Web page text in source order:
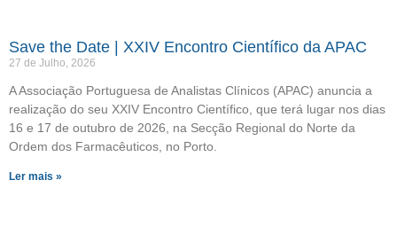
Save the Date | XXIV Encontro Científico da APAC
27 de Julho, 2026
A Associação Portuguesa de Analistas Clínicos (APAC) anuncia a
realização do seu XXIV Encontro Científico, que terá lugar nos dias
16 e 17 de outubro de 2026, na Secção Regional do Norte da
Ordem dos Farmacêuticos, no Porto.
Ler mais »